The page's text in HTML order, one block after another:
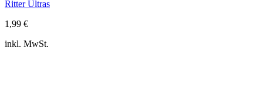
Ritter Ultras
1,99 €
inkl. MwSt.